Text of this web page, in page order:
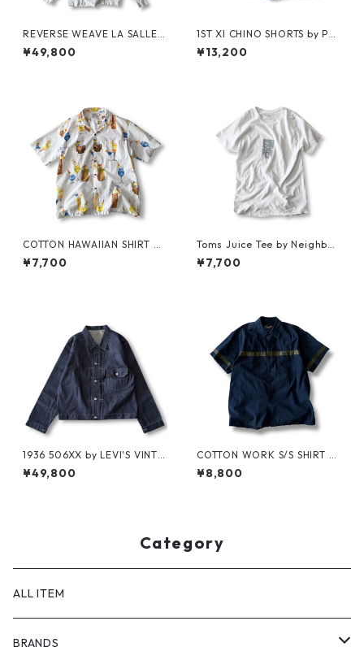
REVERSE WEAVE LA SALLE
MILITARY ACADEMY by CHA
MPION
¥49,800
1ST XI CHINO SHORTS by Pol
o Ralph Lauren
¥13,200
COTTON HAWAIIAN SHIRT by
PACIFIC LEGEND
¥7,700
Toms Juice Tee by Neighbor
hood Spot
¥7,700
1936 506XX by LEVI'S VINTA
GE GLOTHING NO-WASH
¥49,800
COTTON WORK S/S SHIRT by
stussy
¥8,800
Category
ALL ITEM
BRANDS